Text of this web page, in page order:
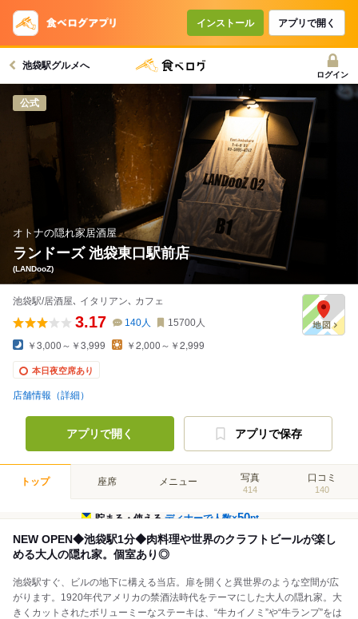
インストール アプリで開く
池袋駅グルメへ
ログイン
公式
オトナの隠れ家居酒屋
ランドーズ 池袋東口駅前店
(LANDooZ)
池袋駅/居酒屋､ イタリアン､ カフェ
3.17 140人 15700人
￥3,000～￥3,999 ￥2,000～￥2,999
本日夜空席あり
店舗情報（詳細）
アプリで開く アプリで保存
トップ 座席 メニュー 写真
414
口コミ
140
貯まる・使えるディナーで人数×50pt
NEW OPEN◆池袋駅1分◆肉料理や世界のクラフトビールが楽し
める大人の隠れ家。個室あり◎
池袋駅すぐ、ビルの地下に構える当店。扉を開くと異世界のような空間が広
がります。1920年代アメリカの禁酒法時代をテーマにした大人の隠れ家。大
きくカットされたボリューミーなステーキは、“牛カイノミ”や“牛ランプ”をは
コースで使えるクーポン
戻る
クーポンを利用せず予約する